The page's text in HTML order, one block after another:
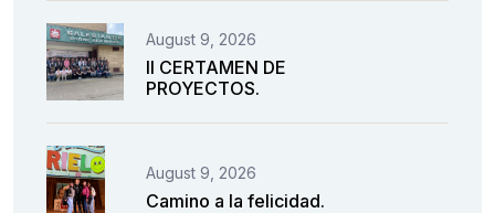
August 9, 2026
II CERTAMEN DE
PROYECTOS.
August 9, 2026
Camino a la felicidad.